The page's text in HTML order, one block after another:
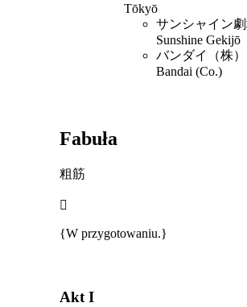
Tōkyō
サンシャイン
Sunshine Gekijō
バンダイ（株）
Bandai (Co.)
Fabuła
粗筋
{W przygotowaniu.}
Akt I